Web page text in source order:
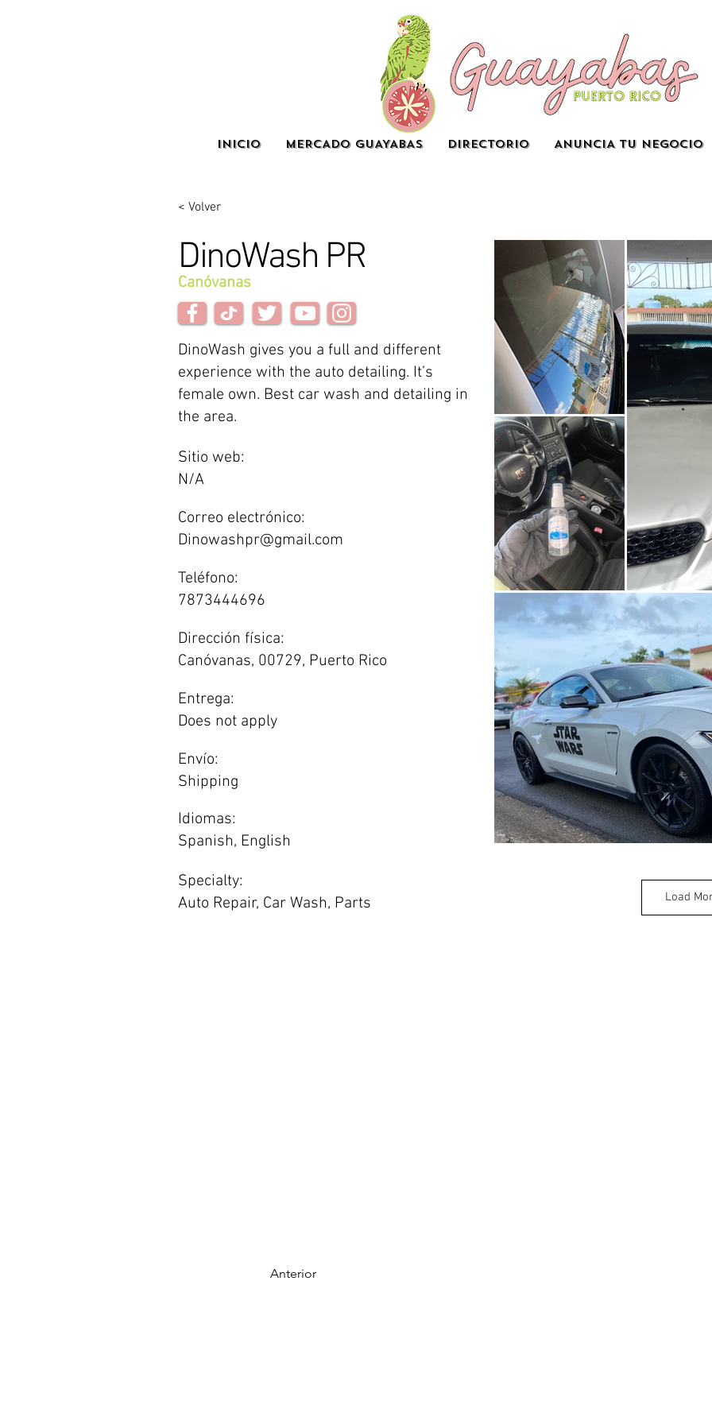
INICIO MERCADO GUAYABAS DIRECTORIO ANUNCIA TU NEGOCIO
< Volver
DinoWash PR
Canóvanas
DinoWash gives you a full and different
experience with the auto detailing. It’s
female own. Best car wash and detailing in
the area.
Sitio web:
N/A
Correo electrónico:
Dinowashpr@gmail.com
Teléfono:
7873444696
Dirección física:
Canóvanas, 00729, Puerto Rico
Entrega:
Does not apply
Envío:
Shipping
Idiomas:
Spanish, English
Specialty:
Auto Repair, Car Wash, Parts
Load
Anterior